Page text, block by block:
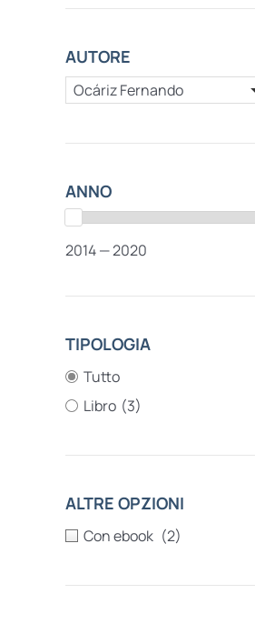
AUTORE
Ocáriz Fernando
ANNO
2014 — 2020
TIPOLOGIA
Tutto
Libro (3)
ALTRE OPZIONI
(2)